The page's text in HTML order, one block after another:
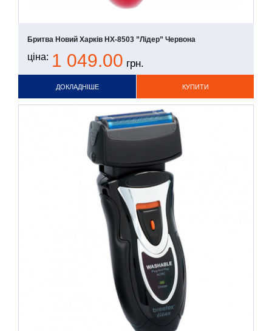
Бритва Новий Харків НХ-8503 ”Лідер” Червона
ціна: 1 049.00 грн.
КУПИТИ
ДОКЛАДНІШЕ